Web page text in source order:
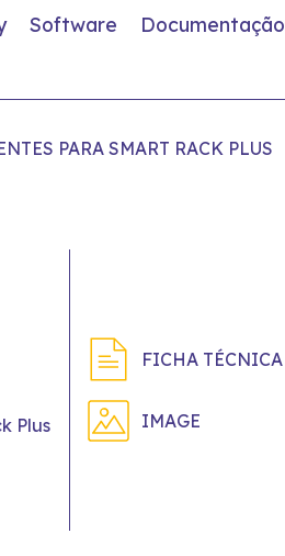
Software Documentação
PARA SMART RACK PLUS
Plus
FICHA TÉCNICA
IMAGE